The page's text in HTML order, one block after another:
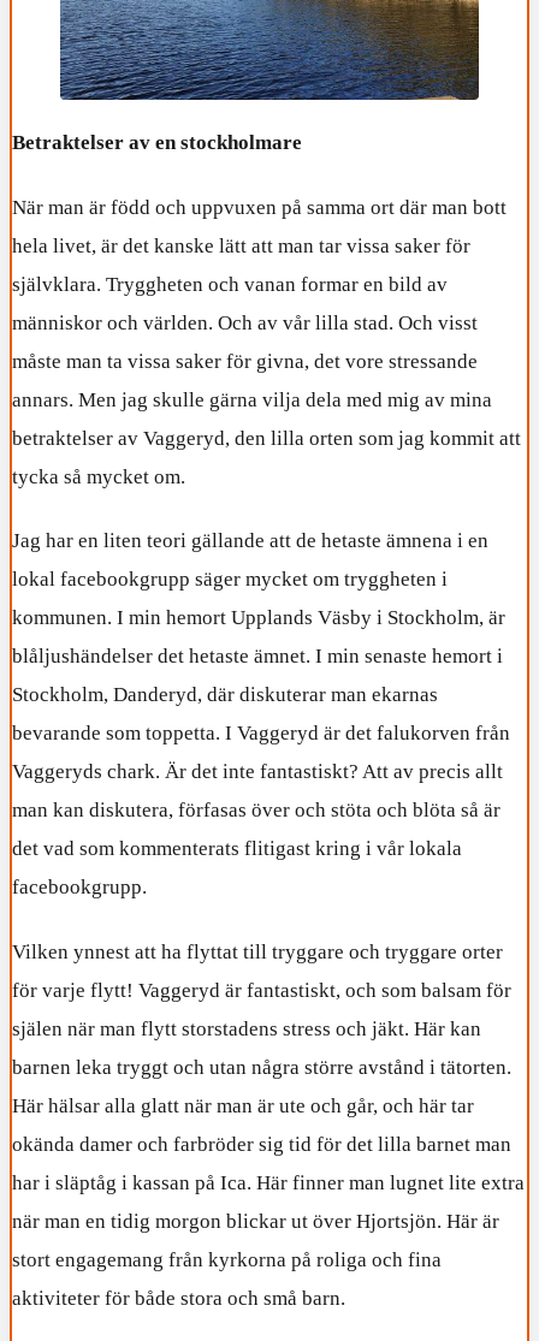
Betraktelser av en stockholmare
När man är född och uppvuxen på samma ort där man bott
hela livet, är det kanske lätt att man tar vissa saker för
självklara. Tryggheten och vanan formar en bild av
människor och världen. Och av vår lilla stad. Och visst
måste man ta vissa saker för givna, det vore stressande
annars. Men jag skulle gärna vilja dela med mig av mina
betraktelser av Vaggeryd, den lilla orten som jag kommit att
tycka så mycket om.
Jag har en liten teori gällande att de hetaste ämnena i en
lokal facebookgrupp säger mycket om tryggheten i
kommunen. I min hemort Upplands Väsby i Stockholm, är
blåljushändelser det hetaste ämnet. I min senaste hemort i
Stockholm, Danderyd, där diskuterar man ekarnas
bevarande som toppetta. I Vaggeryd är det falukorven från
Vaggeryds chark. Är det inte fantastiskt? Att av precis allt
man kan diskutera, förfasas över och stöta och blöta så är
det vad som kommenterats flitigast kring i vår lokala
facebookgrupp.
Vilken ynnest att ha flyttat till tryggare och tryggare orter
för varje flytt! Vaggeryd är fantastiskt, och som balsam för
själen när man flytt storstadens stress och jäkt. Här kan
barnen leka tryggt och utan några större avstånd i tätorten.
Här hälsar alla glatt när man är ute och går, och här tar
okända damer och farbröder sig tid för det lilla barnet man
har i släptåg i kassan på Ica. Här finner man lugnet lite extra
när man en tidig morgon blickar ut över Hjortsjön. Här är
stort engagemang från kyrkorna på roliga och fina
aktiviteter för både stora och små barn.